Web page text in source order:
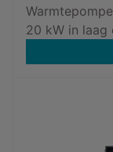
20 kW in laag